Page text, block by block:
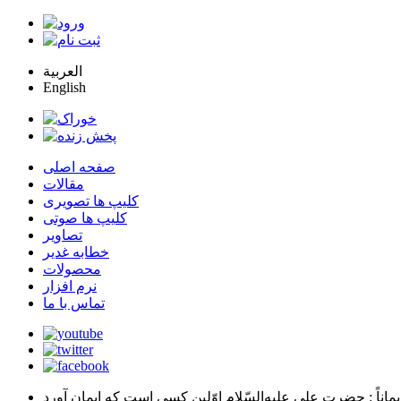
العربية
English
صفحه اصلی
مقالات
کلیپ ها تصویری
کلیپ ها صوتی
تصاویر
خطابه غدیر
محصولات
نرم افزار
تماس با ما